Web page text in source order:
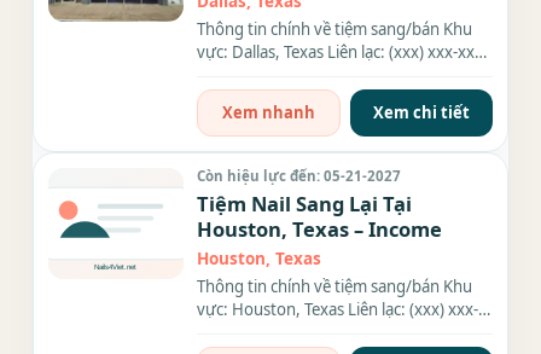
Thông tin chính về tiệm sang/bán Khu
vực: Dallas, Texas Liên lạc: (xxx) xxx-xxxx
Xem nhanh
Xem chi tiết
Còn hiệu lực đến: 05-21-2027
Tiệm Nail Sang Lại Tại
Houston, Texas – Income
Houston, Texas
Thông tin chính về tiệm sang/bán Khu
vực: Houston, Texas Liên lạc: (xxx) xxx-